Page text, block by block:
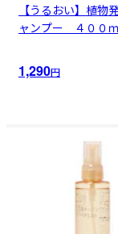
【うるおい】植
ャンプー ４００
1,290円